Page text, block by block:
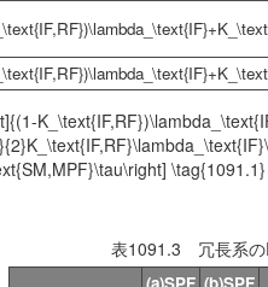
表1091.3 冗長系の